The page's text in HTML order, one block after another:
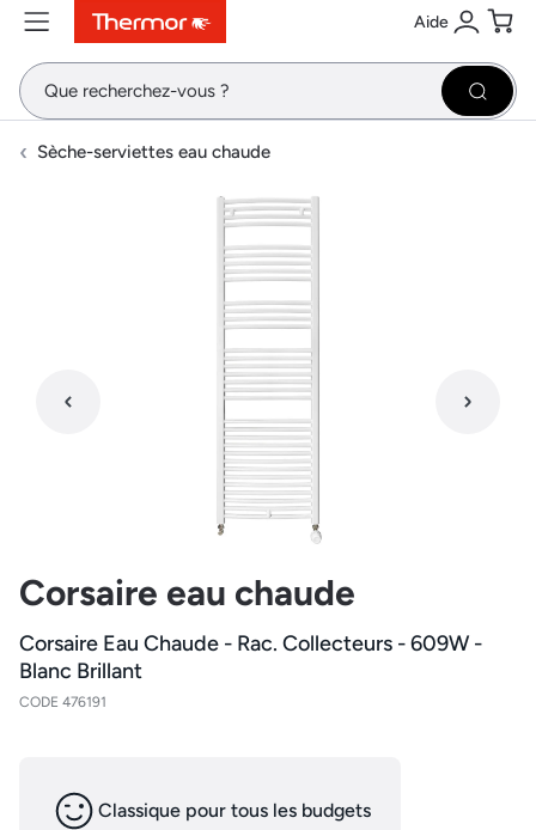
ContenuMenuRecherche Aide
Se
Sèche-serviettes eau chaude
Corsaire eau chaude
Corsaire Eau Chaude - Rac. Collecteurs - 609W -
Blanc Brillant
CODE 476191
Classique pour tous les budgets